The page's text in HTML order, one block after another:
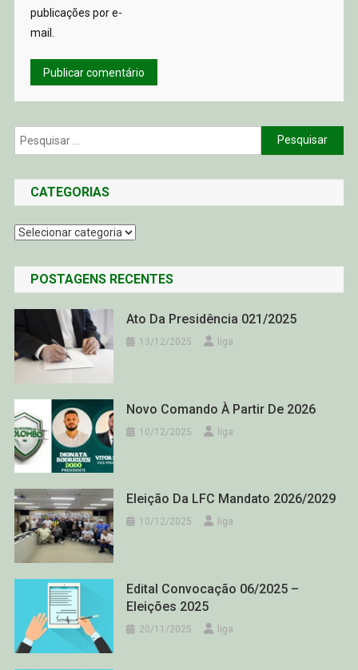
publicações por e-
mail.
Pesquisar
por:
CATEGORIAS
Categorias
POSTAGENS RECENTES
Ato Da Presidência 021/2025
13/12/2025 liga
Novo Comando À Partir De 2026
10/12/2025 liga
Eleição Da LFC Mandato 2026/2029
10/12/2025 liga
Edital Convocação 06/2025 –
Eleições 2025
20/11/2025 liga